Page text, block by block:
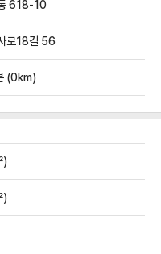
618-10
로18길 56
(0km)
)
)